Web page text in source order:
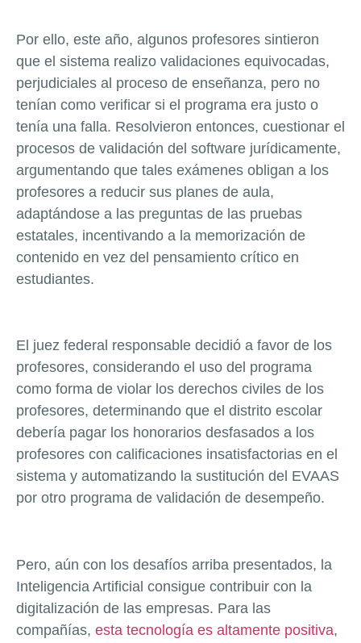
Por ello, este año, algunos profesores sintieron
que el sistema realizo validaciones equivocadas,
perjudiciales al proceso de enseñanza, pero no
tenían como verificar si el programa era justo o
tenía una falla. Resolvieron entonces, cuestionar el
procesos de validación del software jurídicamente,
argumentando que tales exámenes obligan a los
profesores a reducir sus planes de aula,
adaptándose a las preguntas de las pruebas
estatales, incentivando a la memorización de
contenido en vez del pensamiento crítico en
estudiantes.
El juez federal responsable decidió a favor de los
profesores, considerando el uso del programa
como forma de violar los derechos civiles de los
profesores, determinando que el distrito escolar
debería pagar los honorarios desfasados a los
profesores con calificaciones insatisfactorias en el
sistema y automatizando la sustitución del EVAAS
por otro programa de validación de desempeño.
Pero, aún con los desafíos arriba presentados, la
Inteligencia Artificial consigue contribuir con la
digitalización de las empresas. Para las
compañías, esta tecnología es altamente positiva,